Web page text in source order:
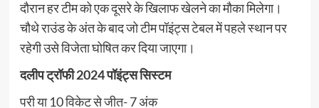
दौरान हर टीम को एक दूसरे के खिलाफ खेलने का मौका मिलेगा।
चौथे राउंड के अंत के बाद जो टीम पॉइंट्स टेबल में पहले स्थान पर
रहेगी उसे विजेता घोषित कर दिया जाएगा।
दलीप ट्रॉफी 2024 पॉइंट्स सिस्टम
परी या 10 विकेट से जीत- 7 अंक